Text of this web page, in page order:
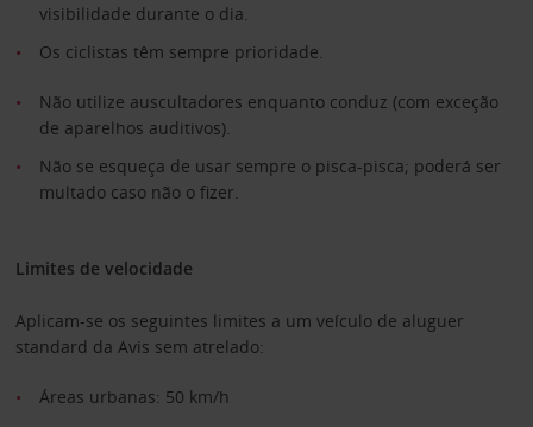
visibilidade durante o dia.
Os ciclistas têm sempre prioridade.
Não utilize auscultadores enquanto conduz (com exceção
de aparelhos auditivos).
Não se esqueça de usar sempre o pisca-pisca; poderá ser
multado caso não o fizer.
Limites de velocidade
Aplicam-se os seguintes limites a um veículo de aluguer
standard da Avis sem atrelado:
Áreas urbanas: 50 km/h